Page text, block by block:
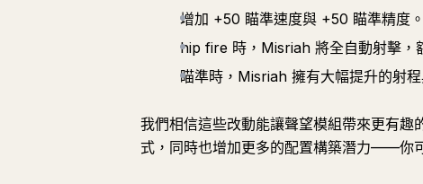
增加 +50 瞄準速度與 +50 瞄準精度。
hip fire 時，Misriah 將全自動射擊，
瞄準時，Misriah 擁有大幅提升的射
我們相信這些改動能讓聲望模組帶來更有
式，同時也增加更多的配置構築潛力——你